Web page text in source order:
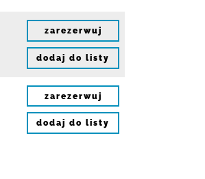
zarezerwuj
dodaj do listy
zarezerwuj
dodaj do listy